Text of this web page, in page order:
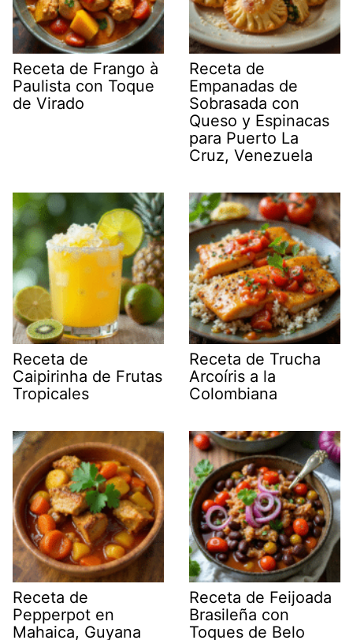
Receta de Frango à
Paulista con Toque
de Virado
Receta de
Empanadas de
Sobrasada con
Queso y Espinacas
para Puerto La
Cruz, Venezuela
Receta de
Caipirinha de Frutas
Tropicales
Receta de Trucha
Arcoíris a la
Colombiana
Receta de
Pepperpot en
Mahaica, Guyana
Receta de Feijoada
Brasileña con
Toques de Belo